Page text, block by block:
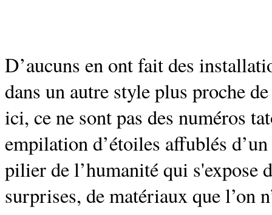
D’aucuns en ont fait des
dans un autre style plus proche
ici, ce ne sont pas des numéros
empilation d’étoiles affublés
pilier de l’humanité qui s'expose
surprises, de matériaux que l’on